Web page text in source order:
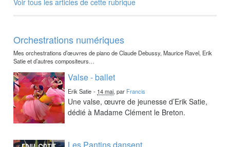
Orchestrations numériques
Mes orchestrations d’œuvres de piano de Claude Debussy, Maurice Ravel, Erik
Satie et d’autres compositeurs…
Valse - ballet
Erik Satie - 14 mai, par Francis
Une valse, œuvre de jeunesse d’Erik Satie,
dédié à Madame Clément le Breton.
Les Pantins dansent